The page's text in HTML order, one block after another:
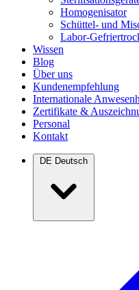
Homogenisator
Schüttel- und
Labor-
Wissen
Blog
Über uns
Kundenempfehlung
Internationale
Zertifikate &
Personal
Kontakt
DE Deutsch